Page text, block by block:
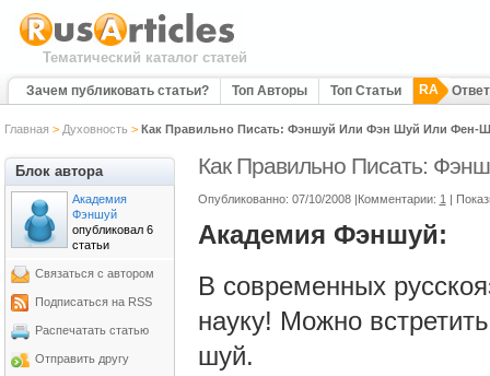
Тематический каталог статей
Зачем публиковать статьи? Топ Авторы Топ Статьи RA
Главная > Духовность > Как Правильно Писать: Фэншуй Или Фэн Шуй Или Фен-
Как Правильно Писать:
Опубликованно: 07/10/2008 |Комментарии: 1 |
Академия Фэншуй:
В современных
науку! Можно
шуй.
Блок автора
Академия
Фэншуй
опубликовал 6
статьи
Связаться с автором
Подписаться на RSS
Распечатать статью
Отправить другу